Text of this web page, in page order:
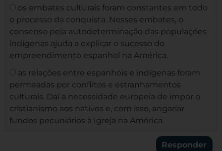
os embates culturais foram constantes em todo
o processo da conquista. Nesses embates, o
consenso pela autodeterminação das populações
indígenas ajuda a explicar o sucesso do
empreendimento espanhol na América.
as relações entre espanhóis e indígenas foram
permeadas por conflitos e estranhamentos
culturais. Daí a necessidade europeia de impor o
cristianismo aos nativos e, com isso, angariar
fundos pecuniários à Igreja na América.